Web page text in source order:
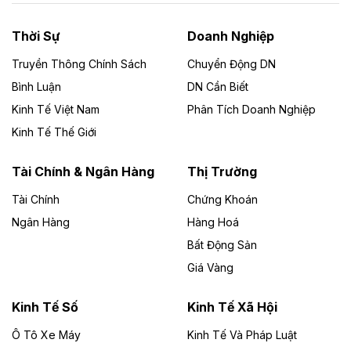
Dự án Nhà máy xử lý rác và phát điện Bắc Giang do
Công ty TNHH Năng lượng môi trường Bắc Giang làm
Theo vietnamfinance.vn
Đức Long Gia Lai mở rộng ‘hệ sinh thái’
Lai
Bốn doanh nghiệp có sự góp vốn của Công ty Cổ
phần Tập đoàn Đức Long Gia Lai (HoSE: DLG) được
Gia Lai với tổng vốn hơn 4.750 tỷ đồng.
Đồng Nai cho thuê gần 59 ha đất làm khu
công nghiệp ở Long Thành
Thời Sự
Truyền Thông Chính Sách
Bình Luận
Kinh Tế Việt Nam
Kinh Tế Thế Giới
Doanh Nghiệp
Chuyển Động DN
DN Cần Biết
Phân Tích Doanh Nghiệp
Tài Chính & Ngân Hàng
Tài Chính
Ngân Hàng
Thị Trường
Chứng Khoán
Hàng Hoá
Bất Động Sản
Giá Vàng
Kinh Tế Số
Ô Tô Xe Máy
Kinh Tế Xã Hội
Kinh Tế Và Pháp Luật